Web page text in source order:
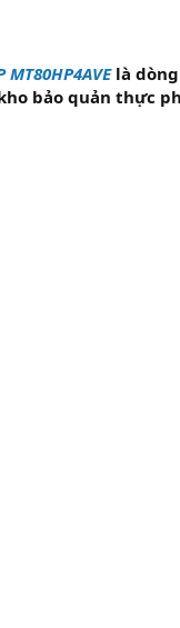
là dòng
bảo quản thực